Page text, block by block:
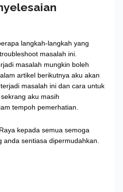
langkah-langkah yang
masalah ini.
masalah mungkin boleh
artikel berikutnya aku akan
masalah ini dan cara untuk
aku masih
tempoh pemerhatian.
kepada semua semoga
anda sentiasa dipermudahkan.